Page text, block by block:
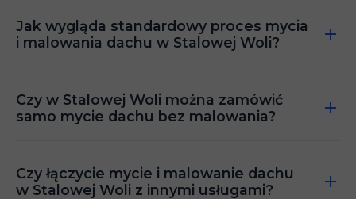
Jak wygląda standardowy proces mycia
i malowania dachu w Stalowej Woli?
Czy w Stalowej Woli można zamówić
samo mycie dachu bez malowania?
Czy łączycie mycie i malowanie dachu
w Stalowej Woli z innymi usługami?